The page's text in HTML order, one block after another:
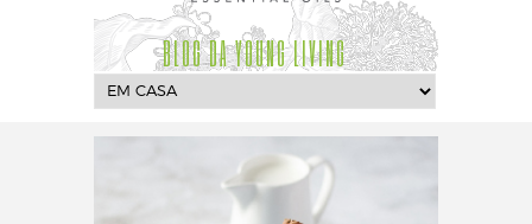
BLOG DA YOUNG LIVING